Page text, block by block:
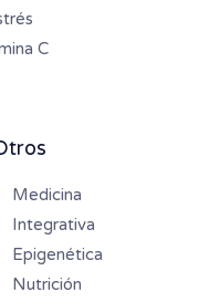
C
Medicina
Integrativa
Epigenética
Nutrición